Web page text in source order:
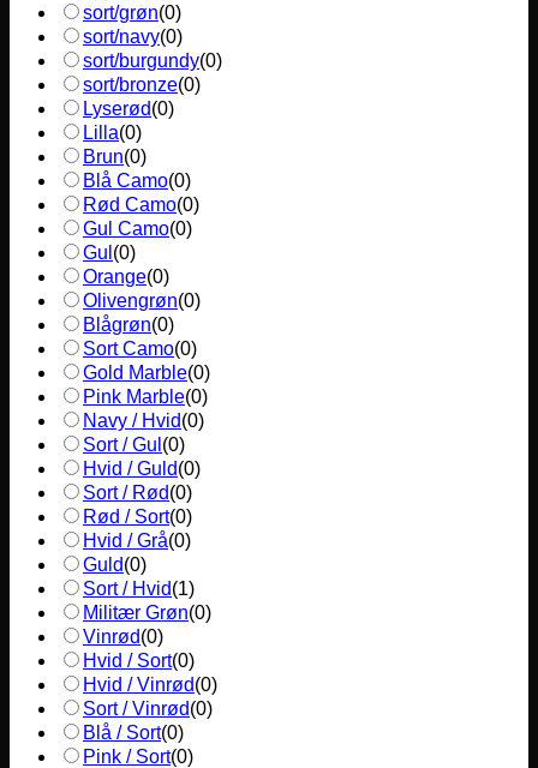
sort/grøn(0)
sort/navy(0)
sort/burgundy(0)
sort/bronze(0)
Lyserød(0)
Lilla(0)
Brun(0)
Blå Camo(0)
Rød Camo(0)
Gul Camo(0)
Gul (0)
Orange(0)
Olivengrøn(0)
Blågrøn(0)
Sort Camo(0)
Gold Marble(0)
Pink Marble(0)
Navy / Hvid(0)
Sort / Gul (0)
Hvid / Guld(0)
Sort / Rød(0)
Rød / Sort(0)
Hvid / Grå(0)
Guld(0)
Sort / Hvid(1)
Militær Grøn(0)
Vinrød(0)
Hvid / Sort(0)
Hvid / Vinrød(0)
Sort / Vinrød(0)
Blå / Sort(0)
Pink / Sort(0)